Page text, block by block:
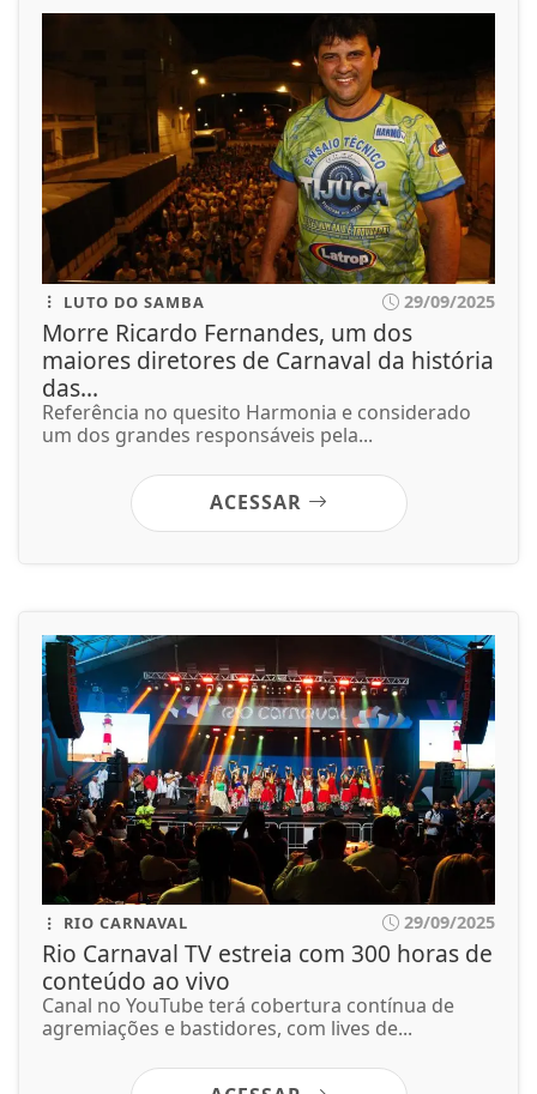
LUTO DO SAMBA 29/09/2025
Morre Ricardo Fernandes, um dos
maiores diretores de Carnaval da história
das...
Referência no quesito Harmonia e considerado
um dos grandes responsáveis pela...
ACESSAR
RIO CARNAVAL 29/09/2025
Rio Carnaval TV estreia com 300 horas de
conteúdo ao vivo
Canal no YouTube terá cobertura contínua de
agremiações e bastidores, com lives de...